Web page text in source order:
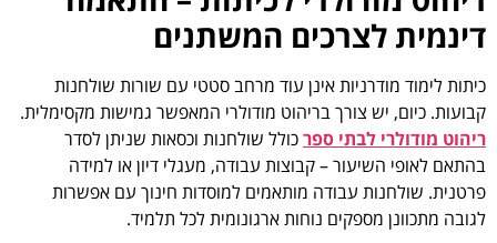
דינמית לצרכים המשתנים
כיתות לימוד מודרניות אינן עוד מרחב סטטי עם שורות שולחנות
קבועות. כיום, יש צורך בריהוט מודולרי המאפשר גמישות מקסימלית.
ריהוט מודולרי לבתי ספרכולל שולחנות וכסאות שניתן לסדר
בהתאם לאופי השיעור – קבוצות עבודה, מעגלי דיון או למידה
פרטנית. שולחנות עבודה מותאמים למוסדות חינוך עם אפשרות
לגובה מתכוונן מספקים נוחות ארגונומית לכל תלמיד.